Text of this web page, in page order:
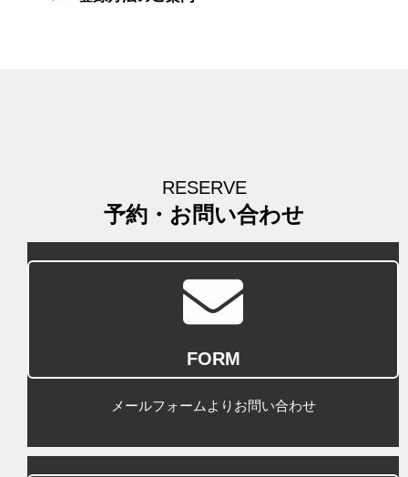
RESERVE
予約・お問い合わせ
FORM
メールフォームよりお問い合わせ